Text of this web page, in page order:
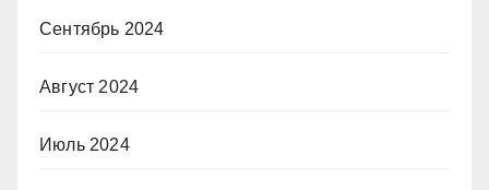
Сентябрь 2024
Август 2024
Июль 2024